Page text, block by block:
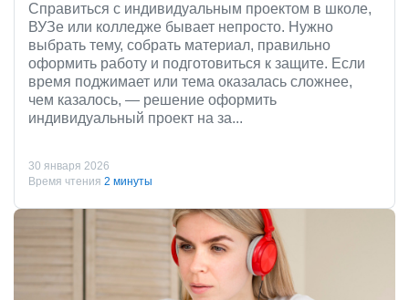
Справиться с индивидуальным проектом в школе,
ВУЗе или колледже бывает непросто. Нужно
выбрать тему, собрать материал, правильно
оформить работу и подготовиться к защите. Если
время поджимает или тема оказалась сложнее,
чем казалось, — решение оформить
индивидуальный проект на за...
30 января 2026
Время чтения 2 минуты